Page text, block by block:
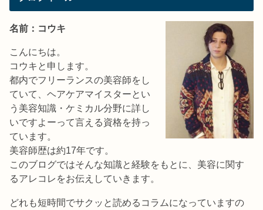
名前：コウキ
こんにちは。
コウキと申します。
都内でフリーランスの美容師をし
ていて、ヘアケアマイスターとい
う美容知識・ケミカル分野に詳し
いですよーって言える資格を持っ
ています。
美容師歴は約17年です。
このブログではそんな知識と経験をもとに、美容に関す
るアレコレをお伝えしていきます。
どれも短時間でサクッと読めるコラムになっていますの